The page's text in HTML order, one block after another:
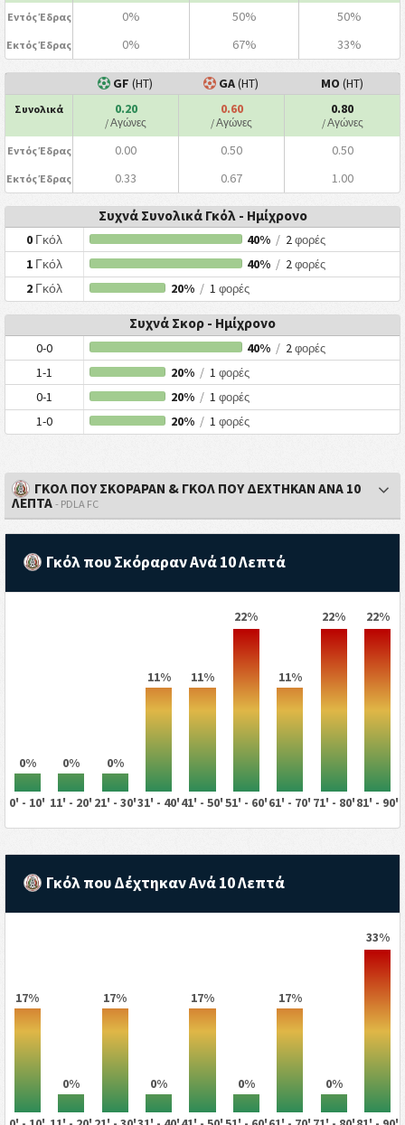
Εντός Έδρας 0% 50% 50%
Εκτός Έδρας 0% 67% 33%
GF (HT) GA(HT) ΜΟ (HT)
Συνολικά 0.20
/ Αγώνες
0.60
/ Αγώνες
0.80
/ Αγώνες
Εντός Έδρας 0.00 0.50 0.50
Εκτός Έδρας 0.33 0.67 1.00
Συχνά Συνολικά Γκόλ - Ημίχρονο
0 Γκόλ 40% / 2φορές
1 Γκόλ 40% / 2φορές
2 Γκόλ 20% /1 φορές
Συχνά Σκορ - Ημίχρονο
0-0 40% / 2φορές
1-1 20% /1 φορές
0-1 20% /1 φορές
1-0 20% /1 φορές
ΓΚΟΛ ΠΟΥ ΣΚΟΡΑΡΑΝ & ΓΚΟΛ ΠΟΥ ΔΕΧΤΗΚΑΝ ΑΝΑ 10
ΛΕΠΤΑ - PDLA FC
Γκόλ που Σκόραραν Ανά 10 Λεπτά
0% 0% 0%
11% 11%
22%
11%
22% 22%
0' - 10' 11' - 20' 21' - 30'31' - 40'41' - 50'51' - 60'61' - 70' 71' - 80'81' - 90'
Γκόλ που Δέχτηκαν Ανά 10 Λεπτά
17%
0%
17%
0%
17%
0%
17%
0%
33%